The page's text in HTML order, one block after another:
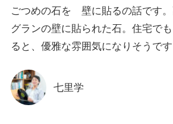
ごつめの石を 壁に貼るの話です。
グランの壁に貼られた石。住宅で
ると、優雅な雰囲気になりそうです
七里学